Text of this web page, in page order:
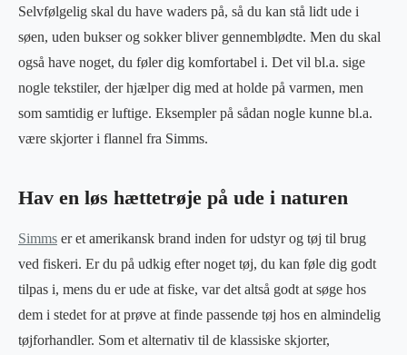
Selvfølgelig skal du have waders på, så du kan stå lidt ude i
søen, uden bukser og sokker bliver gennemblødte. Men du skal
også have noget, du føler dig komfortabel i. Det vil bl.a. sige
nogle tekstiler, der hjælper dig med at holde på varmen, men
som samtidig er luftige. Eksempler på sådan nogle kunne bl.a.
være skjorter i flannel fra Simms.
Hav en løs hættetrøje på ude i naturen
Simms er et amerikansk brand inden for udstyr og tøj til brug
ved fiskeri. Er du på udkig efter noget tøj, du kan føle dig godt
tilpas i, mens du er ude at fiske, var det altså godt at søge hos
dem i stedet for at prøve at finde passende tøj hos en almindelig
tøjforhandler. Som et alternativ til de klassiske skjorter,